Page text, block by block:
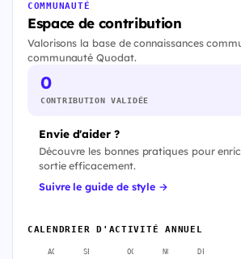
COMMUNAUTÉ
Espace de contribution
Valorisons la base de connaissances
communauté Quodat.
0
CONTRIBUTION VALIDÉE
Envie d'aider ?
Découvre les bonnes pratiques pour
sortie efficacement.
Suivre le guide de style →
CALENDRIER D'ACTIVITÉ ANNUEL
AOÛT SEPT. OCT. NOV. DÉC.